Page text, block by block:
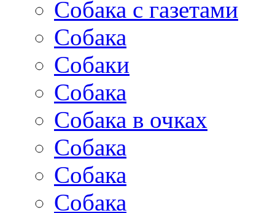
Собака с газетами
Собака
Собаки
Собака
Собака в очках
Собака
Собака
Собака